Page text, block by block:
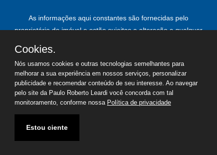
As informações aqui constantes são fornecidas pelo
proprietário do imóvel e estão sujeitas a alteração a qualquer
©2026Copyright - Paulo Roberto Leardi | Todos os direitos
reservados
Termos de uso
Cookies.
Nós usamos cookies e outras tecnologias semelhantes para
melhorar a sua experiência em nossos serviços, personalizar
publicidade e recomendar conteúdo de seu interesse. Ao navegar
pelo site da Paulo Roberto Leardi você concorda com tal
monitoramento, conforme nossa Política de privacidade
Estou ciente